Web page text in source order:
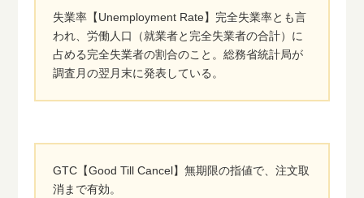
失業率【Unemployment Rate】完全失業率とも言
われ、労働人口（就業者と完全失業者の合計）に
占める完全失業者の割合のこと。総務省統計局が
調査月の翌月末に発表している。
GTC【Good Till Cancel】無期限の指値で、注文取
消まで有効。